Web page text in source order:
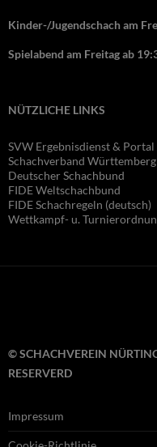
Kinder-/Jugendschach am
Spielabend am Freitag ab
NÜTZLICHE LINKS
SVW Ergebnisdienst & Portal
Schachverband Württemberg
Deutscher Schachbund
FIDE Weltschachbund
FIDE Schachregeln (deutsch)
Wettkampf- u.
© SCHACHVEREIN
RESERVERD
Impressum